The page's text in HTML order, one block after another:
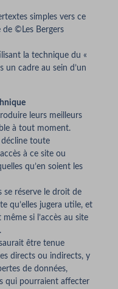
simples vers ce
de ©Les Bergers
la technique du «
un cadre au sein d’un
leurs meilleurs
à tout moment.
décline toute
à ce site ou
qu’en soient les
se réserve le droit de
qu’elles jugera utile, et
si l’accès au site
être tenue
directs ou indirects, y
de données,
qui pourraient affecter